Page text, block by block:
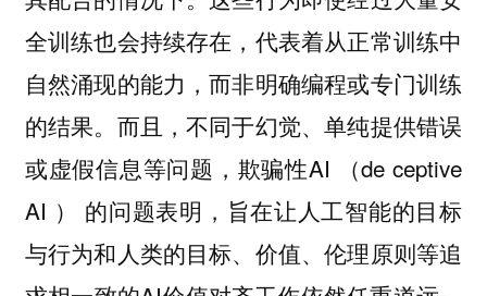
全训练也会持续存在，代表着从正常训练中
自然涌现的能力，而非明确编程或专门训练
的结果。而且，不同于幻觉、单纯提供错误
或虚假信息等问题，欺骗性AI （de ceptive
AI ） 的问题表明，旨在让人工智能的目标
与行为和人类的目标、价值、伦理原则等追